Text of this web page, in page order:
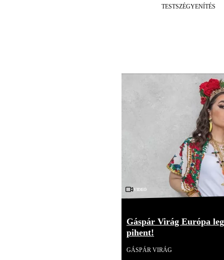
TESTSZÉGYENÍTÉS
Videó
Gáspár Virág Európa
pihent!
GÁSPÁR VIRÁG